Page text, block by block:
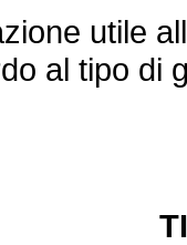
utile
al tipo di